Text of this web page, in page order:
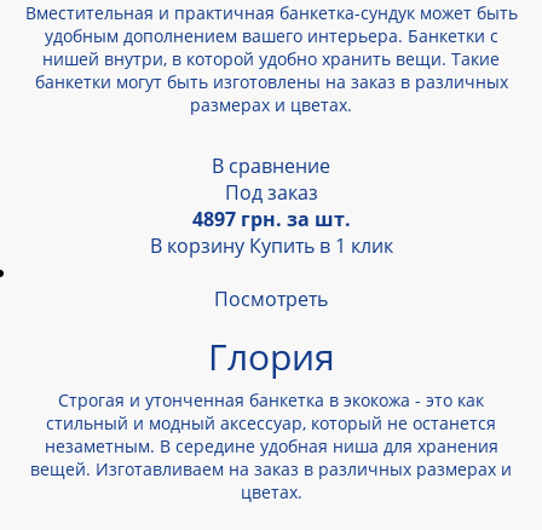
Вместительная и практичная банкетка-сундук может быть
удобным дополнением вашего интерьера. Банкетки с
нишей внутри, в которой удобно хранить вещи. Такие
банкетки могут быть изготовлены на заказ в различных
размерах и цветах.
В сравнение
Под заказ
4897 грн. за шт.
В корзину Купить в 1 клик
Посмотреть
Глория
Строгая и утонченная банкетка в экокожа - это как
стильный и модный аксессуар, который не останется
незаметным. В середине удобная ниша для хранения
вещей. Изготавливаем на заказ в различных размерах и
цветах.